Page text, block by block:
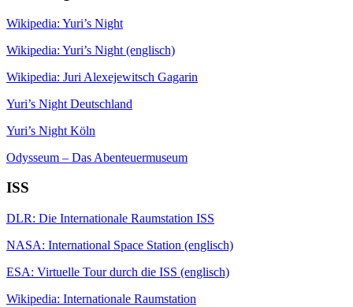
Wikipedia: Yuri’s Night
Wikipedia: Yuri’s Night (englisch)
Wikipedia: Juri Alexejewitsch Gagarin
Yuri’s Night Deutschland
Yuri’s Night Köln
Odysseum – Das Abenteuermuseum
ISS
DLR: Die Internationale Raumstation ISS
NASA: International Space Station (englisch)
ESA: Virtuelle Tour durch die ISS (englisch)
Wikipedia: Internationale Raumstation